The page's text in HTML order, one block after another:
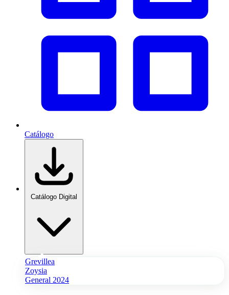
Catálogo
Catálogo Digital
Grevillea
Zoysia
General 2024